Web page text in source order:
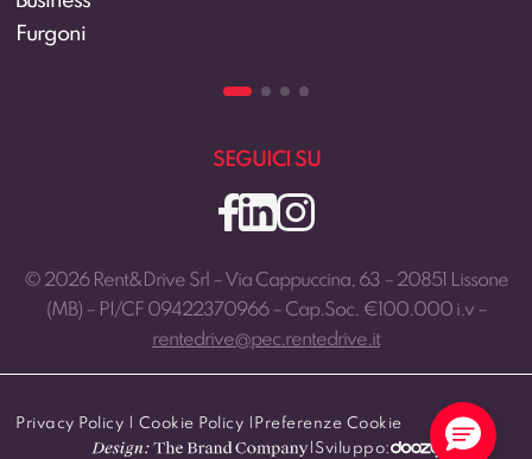
SEGUICI SU
© 2026 Rent&Drive Srl – Via Cappuccina, 63 – 20851 Lissone
(MB) – PI/CF 09422370966 – Cap.Soc. €100.000 i.v –
rentedrive@pec.rentedrive.it
Privacy Policy Cookie Policy
Preferenze Cookie
Sviluppo: